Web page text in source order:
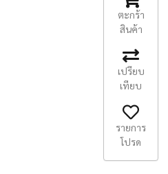
ตะกร้า
สินค้า
เปรียบ
เทียบ
รายการ
โปรด